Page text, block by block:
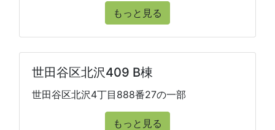
もっと見る
世田谷区北沢409 B棟
世田谷区北沢4丁目888番27の一部
もっと見る